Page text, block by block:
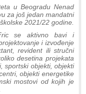
u Beogradu Nenad
za još jedan mandatni
2021/22 godine.
se aktivno bavi i
i izvođenje
revident ili stručni
desetina projekata
sportski objekti, objekti
objekti energetike
mostovi od kojih je